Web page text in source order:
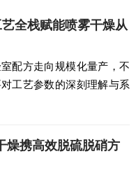
全栈赋能喷雾干燥从
配方走向规模化量产，不
工艺参数的深刻理解与系
携高效脱硫脱硝方